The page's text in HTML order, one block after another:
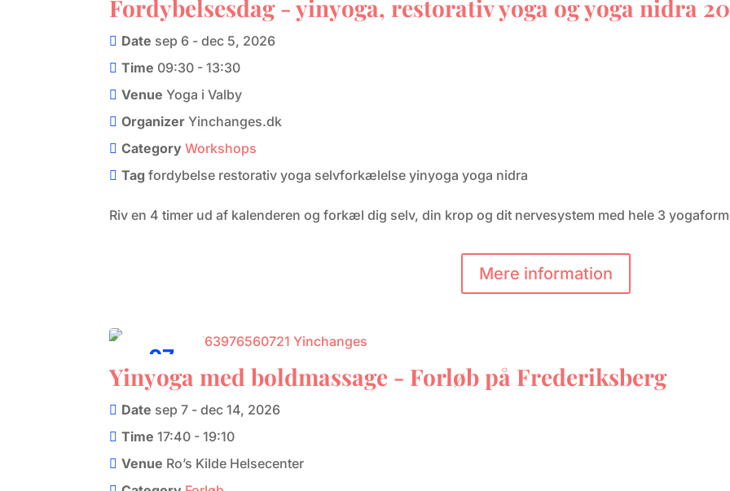
september
Fordybelsesdag - yinyoga, restorativ yoga og yoga nidra
Date sep 6 - dec 5, 2026
Time 09:30 - 13:30
VenueYoga i Valby
OrganizerYinchanges.dk
CategoryWorkshops
Tagfordybelse restorativ yoga selvforkælelse yinyoga yoga nidra
Riv en 4 timer ud af kalenderen og forkæl dig selv, din krop og dit nervesystem med hele 3
Mere information
07
september
Yinyoga med boldmassage - Forløb på Frederiksberg
Date sep 7 - dec 14, 2026
Time17:40 - 19:10
Venue Ro’s Kilde Helsecenter